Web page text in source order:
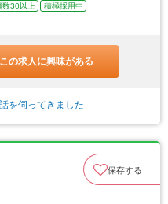
数30以上
積極採用中
この求人に興味がある
を伺ってきました
保存する